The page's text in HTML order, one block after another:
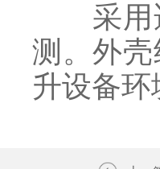
采用适
测。外
升设备环